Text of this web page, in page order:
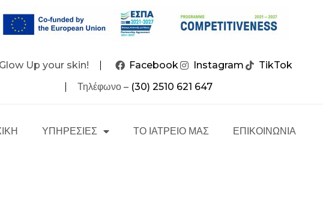
Up your skin! Facebook Instagram
TikTok
Τηλέφωνο – (30) 2510 621 647
ΥΠΗΡΕΣΙΕΣ ΤΟ ΙΑΤΡΕΙΟ ΜΑΣ ΕΠΙΚΟΙΝΩΝΙΑ